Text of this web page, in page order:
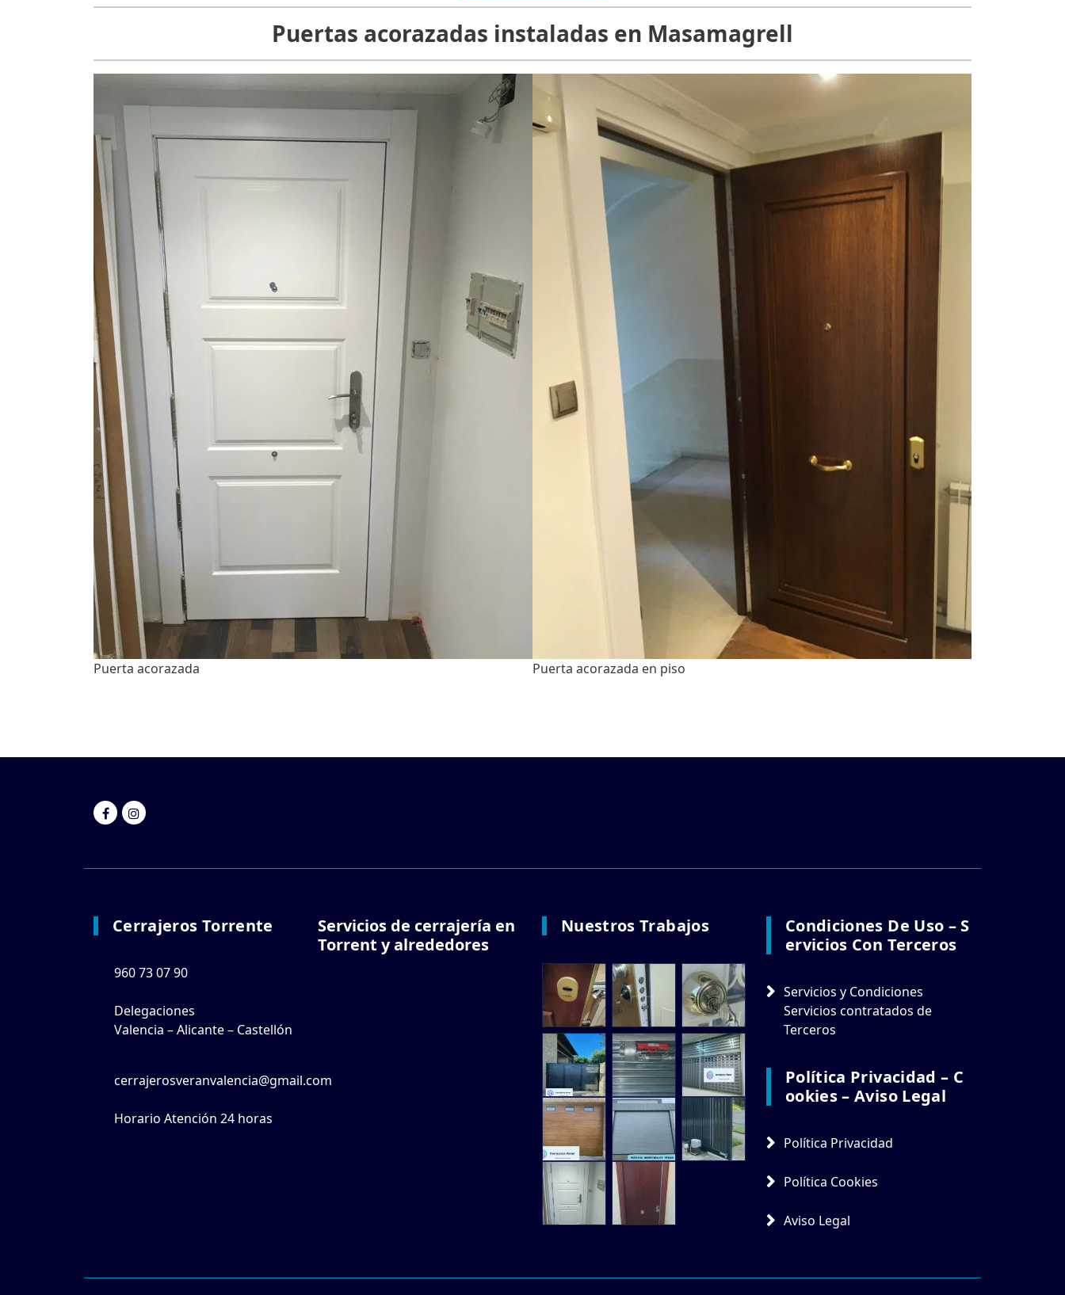
Puertas acorazadas instaladas en Masamagrell
Puerta acorazada Puerta acorazada en piso
Cerrajeros Torrente
960 73 07 90
Delegaciones
Valencia – Alicante – Castellón
cerrajerosveranvalencia@gmail.com
Horario Atención 24 horas
Servicios de cerrajería en
Torrent y alrededores
Nuestros Trabajos
Condiciones De Uso – S
Ervicios Con Terceros
Servicios y Condiciones
Servicios contratados de
Terceros
Política Privacidad – C
Ookies – Aviso Legal
Política Privacidad
Política Cookies
Aviso Legal